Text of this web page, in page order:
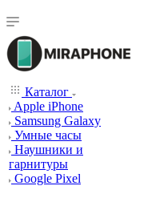
Каталог
Apple iPhone
Samsung Galaxy
Умные часы
Наушники и
гарнитуры
Google Pixel